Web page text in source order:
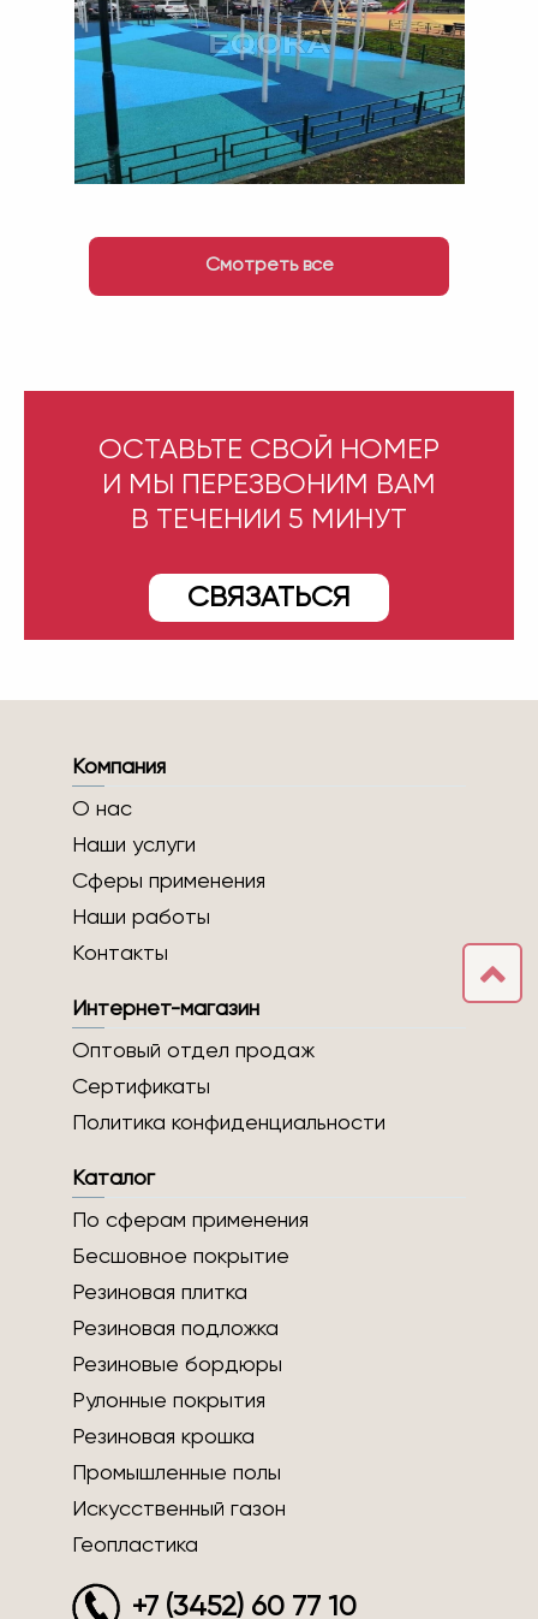
Смотреть все
ОСТАВЬТЕ СВОЙ НОМЕР
И МЫ ПЕРЕЗВОНИМ ВАМ
В ТЕЧЕНИИ 5 МИНУТ
СВЯЗАТЬСЯ
Компания
О нас
Наши услуги
Сферы применения
Наши работы
Контакты
Интернет-магазин
Оптовый отдел продаж
Сертификаты
Политика конфиденциальности
Каталог
По сферам применения
Бесшовное покрытие
Резиновая плитка
Резиновая подложка
Резиновые бордюры
Рулонные покрытия
Резиновая крошка
Промышленные полы
Искусственный газон
Геопластика
+7 (3452) 60 77 10